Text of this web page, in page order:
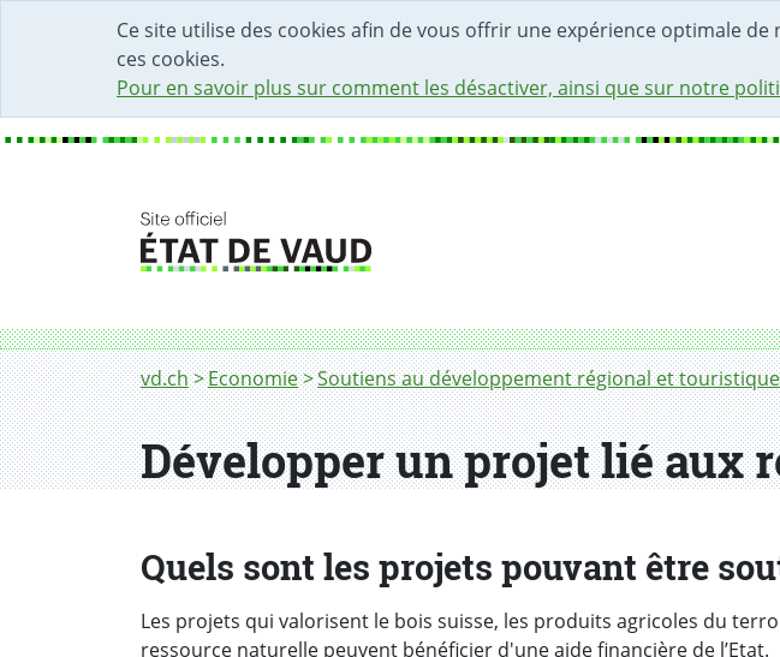
Ce site utilise des cookies afin de vous offrir une expérience optimale
ces cookies.
Pour en savoir plus sur comment les désactiver, ainsi que sur notre
DÉBUT DU CONTENU DE LA PAGE
ACCÈS AU CHAMP DE RECHERCHE
PAGE D'ACCUEIL
FORMULAIRE DE CONTACT
Fil d'Ariane
vd.ch Economie Soutiens au développement régional et
Développer un projet lié aux ressources naturelles
Développer un projet lié aux
Quels sont les projets pouvant être
Les projets qui valorisent le bois suisse, les produits agricoles du
ressource naturelle peuvent bénéficier d'une aide financière de l’Etat.